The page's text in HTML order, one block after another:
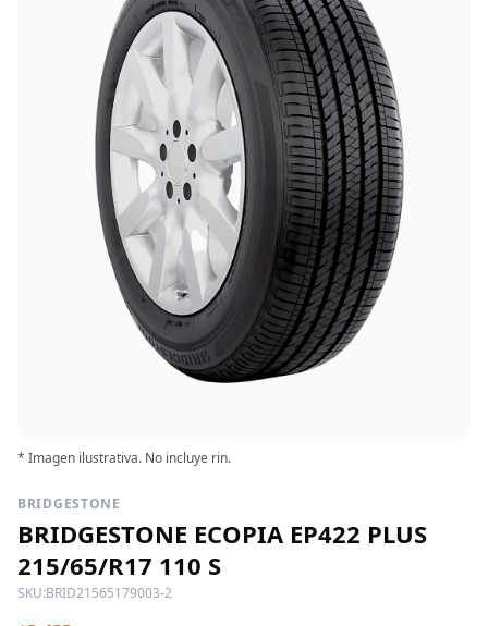
* Imagen ilustrativa. No incluye rin.
BRIDGESTONE
BRIDGESTONE ECOPIA EP422 PLUS
215/65/R17 110 S
SKU:BRID21565179003-2